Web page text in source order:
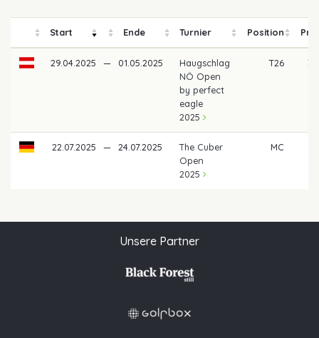
Start Ende Turnier Position
29.04.2025 — 01.05.2025
Haugschlag
NÖ Open
by perfect
eagle
2025
T26
22.07.2025 — 24.07.2025
The Cuber
Open
2025
MC
Unsere Partner